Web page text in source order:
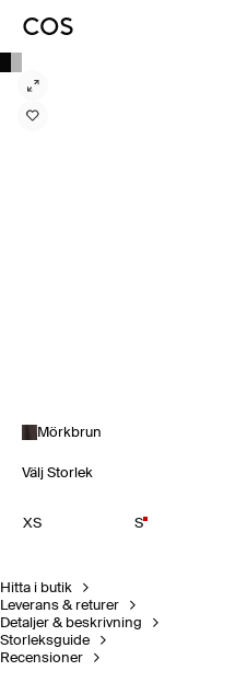
Mörkbrun
Välj Storlek
XS S
Hitta i butik
Leverans & returer
Detaljer & beskrivning
Storleksguide
Recensioner